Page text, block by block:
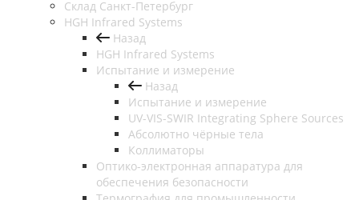
Cклад Санкт-Петербург
HGH Infrared Systems
Назад
HGH Infrared Systems
Испытание и измерение
Назад
Испытание и измерение
UV-VIS-SWIR Integrating Sphere Sources
Абсолютно чёрные тела
Коллиматоры
Оптико-электронная аппаратура для
обеспечения безопасности